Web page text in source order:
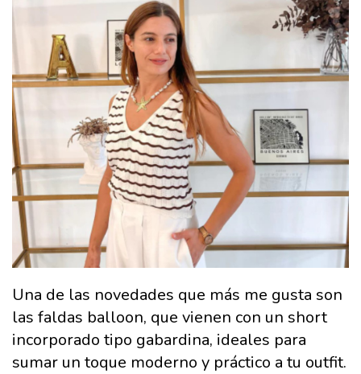
Una de las novedades que más me gusta son
las faldas balloon, que vienen con un short
incorporado tipo gabardina, ideales para
sumar un toque moderno y práctico a tu outfit.